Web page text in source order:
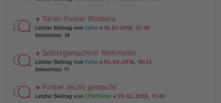
ei
tr
a
es
e
n
er
ei
tr
a
u
n
g
es
e
n
er
ei
tr
rs
te
n
g
el
e
n
Türen-Poster Madeira
Letzter Beitrag von Sylke « 16.07.2018, 13:10
Antworten: 19
rs
te
n
g
Selbstgemachter Mehrteiler
Letzter Beitrag von Sylke « 05.04.2018, 19:31
Antworten: 11
rs
Poster leicht gemacht
Letzter Beitrag von CEWEianer « 05.02.2018, 11:40